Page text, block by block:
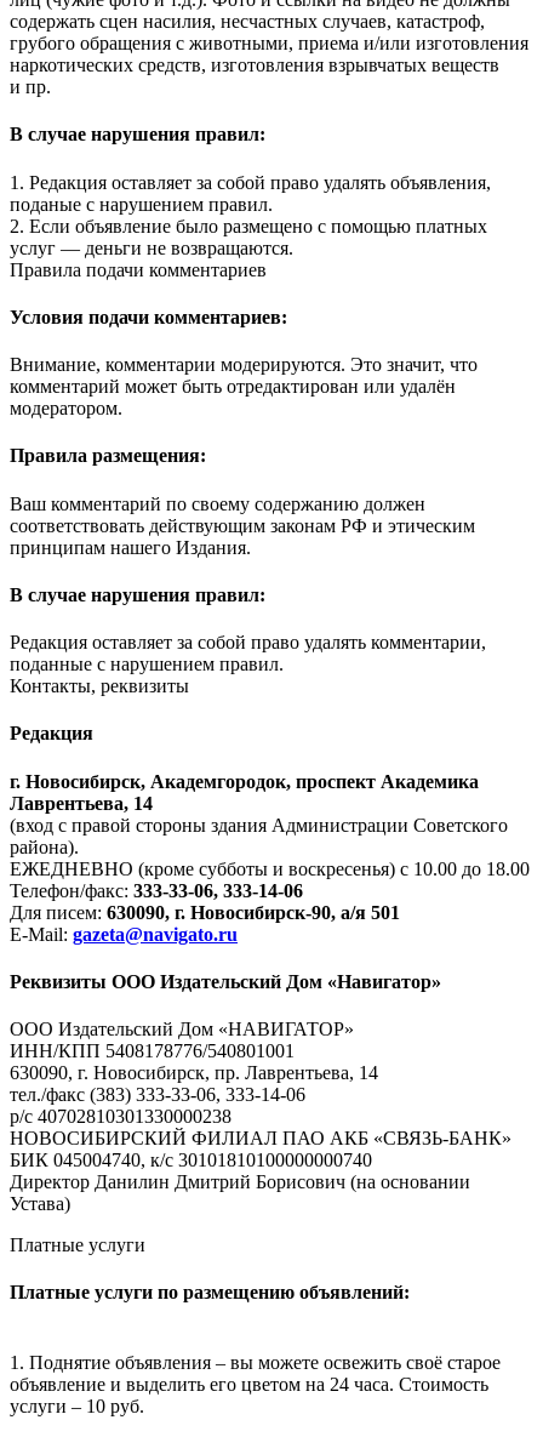
содержать сцен насилия, несчастных случаев, катастроф,
грубого обращения с животными, приема и/или изготовления
наркотических средств, изготовления взрывчатых веществ
и пр.
В случае нарушения правил:
1. Редакция оставляет за собой право удалять объявления,
поданые с нарушением правил.
2. Если объявление было размещено с помощью платных
услуг — деньги не возвращаются.
Правила подачи комментариев
Условия подачи комментариев:
Внимание, комментарии модерируются. Это значит, что
комментарий может быть отредактирован или удалён
модератором.
Правила размещения:
Ваш комментарий по своему содержанию должен
соответствовать действующим законам РФ и этическим
принципам нашего Издания.
В случае нарушения правил:
Редакция оставляет за собой право удалять комментарии,
поданные с нарушением правил.
Контакты, реквизиты
Редакция
г. Новосибирск, Академгородок, проспект Академика
Лаврентьева, 14
(вход с правой стороны здания Администрации Советского
района).
ЕЖЕДНЕВНО (кроме субботы и воскресенья) с 10.00 до 18.00
Телефон/факс: 333-33-06, 333-14-06
Для писем: 630090, г. Новосибирск-90, а/я 501
E-Mail: gazeta@navigato.ru
Реквизиты ООО Издательский Дом «Навигатор»
ООО Издательский Дом «НАВИГАТОР»
ИНН/КПП 5408178776/540801001
630090, г. Новосибирск, пр. Лаврентьева, 14
тел./факс (383) 333-33-06, 333-14-06
р/с 40702810301330000238
НОВОСИБИРСКИЙ ФИЛИАЛ ПАО АКБ «СВЯЗЬ-БАНК»
БИК 045004740, к/с 30101810100000000740
Директор Данилин Дмитрий Борисович (на основании
Устава)
Платные услуги
Платные услуги по размещению объявлений:
1. Поднятие объявления – вы можете освежить своё старое
объявление и выделить его цветом на 24 часа. Стоимость
услуги – 10 руб.